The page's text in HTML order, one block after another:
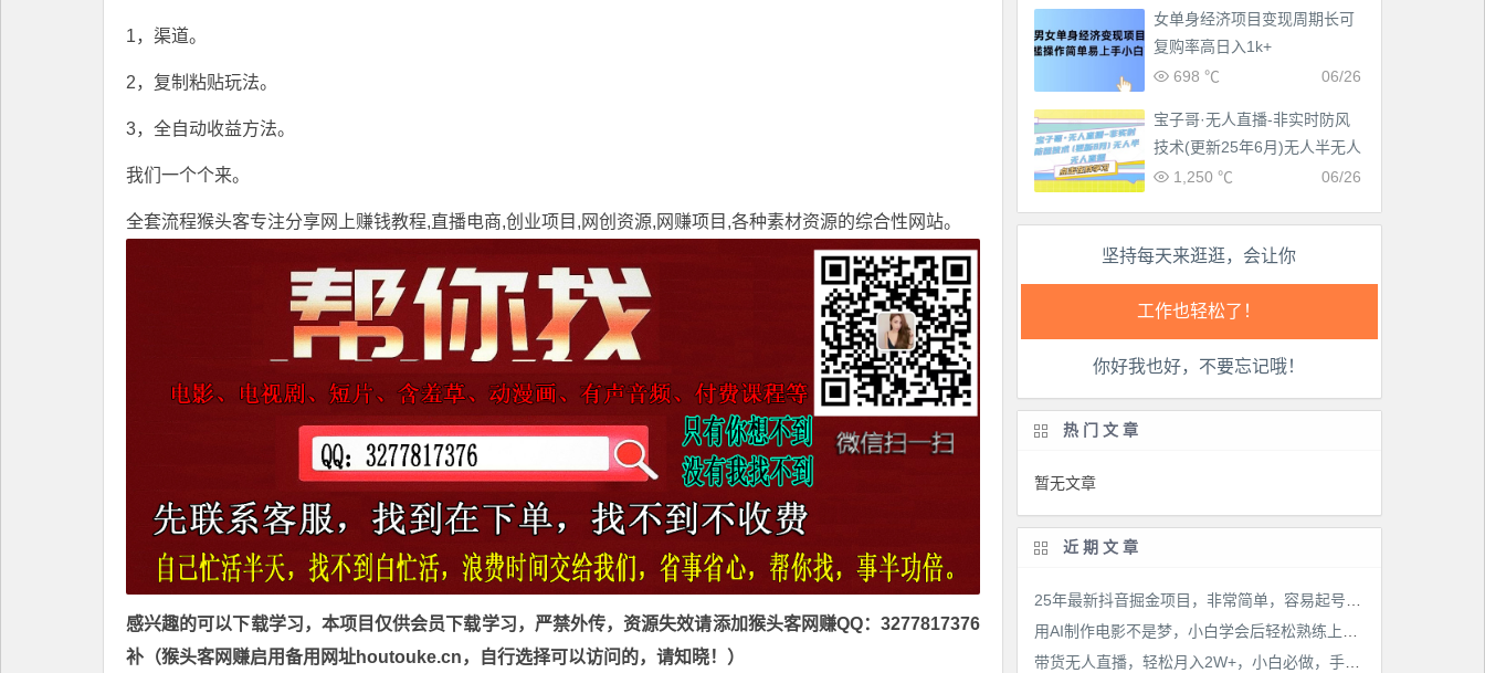
1，渠道。
2，复制粘贴玩法。
3，全自动收益方法。
我们一个个来。
全套流程猴头客专注分享网上赚钱教程,直播电商,创业项目,网创资源, 网赚项目 ,各种素材资源的综合性网站。
感兴趣的可以下载学习，本项目仅供会员下载学习，严禁外传，资源失效请添加猴头客网赚QQ：3277817376
补（猴头客网赚启用备用网址houtouke.cn，自行选择可以访问的，请知晓！）
女单身经济项目变现周期长可
复购率高日入1k+
06/26
698 ℃
宝子哥·无人直播-非实时防风
技术(更新25年6月)无人半无人
直播
06/26
1,250 ℃
坚持每天来逛逛，会让你
工作也轻松了！
生活也美好了！
心情也舒畅了！
腿也不痛了！
腰也不酸了！
工作也轻松了！
你好我也好，不要忘记哦！
热门文章
暂无文章
近期文章
带货无人直播，轻松月入2W+，小白必做，手把手教学，无脑操作(附学习资料)